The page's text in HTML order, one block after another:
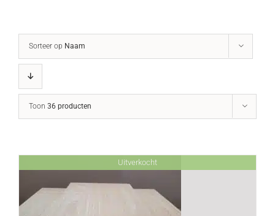
Sorteer op Naam
Toon 36 producten
Uitverkocht